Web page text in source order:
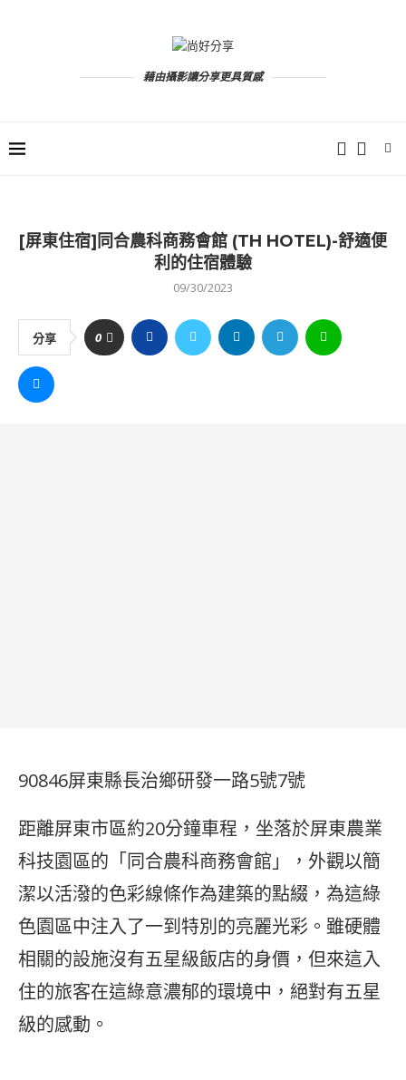
藉由攝影讓分享更具質感
[屏東住宿]同合農科商務會館 (TH HOTEL)-舒適便
利的住宿體驗
09/30/2023
分享 0
90846屏東縣長治鄉研發一路5號7號
距離屏東市區約20分鐘車程，坐落於屏東農業
科技園區的「同合農科商務會館」，外觀以簡
潔以活潑的色彩線條作為建築的點綴，為這綠
色園區中注入了一到特別的亮麗光彩。雖硬體
相關的設施沒有五星級飯店的身價，但來這入
住的旅客在這綠意濃郁的環境中，絕對有五星
級的感動。